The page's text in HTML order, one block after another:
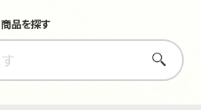
商品を探す
さがす